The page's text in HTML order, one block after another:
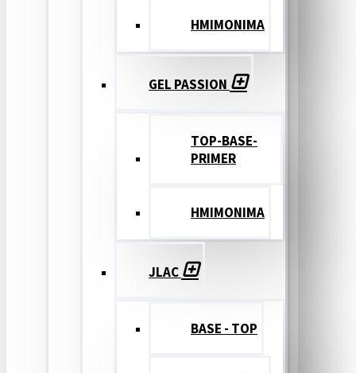
ΗΜΙΜΟΝΙΜΑ
GEL PASSION
TOP-BASE-
PRIMER
ΗΜΙΜΟΝΙΜΑ
JLAC
BASE - TOP